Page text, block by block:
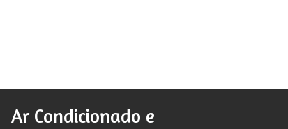
Ar Condicionado e